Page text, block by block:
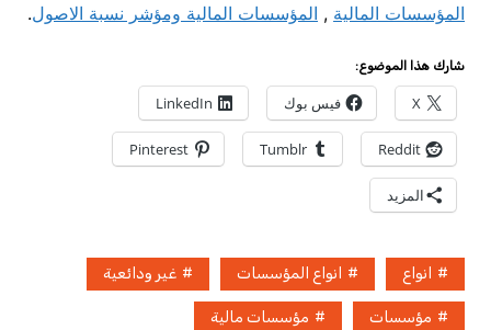
المؤسسات المالية , المؤسسات المالية ومؤشر نسبة الاصول.
شارك هذا الموضوع:
X فيس بوك LinkedIn
Reddit
Tumblr
Pinterest
المزيد
انواع انواع المؤسسات غير ودائعية
مؤسسات مؤسسات مالية